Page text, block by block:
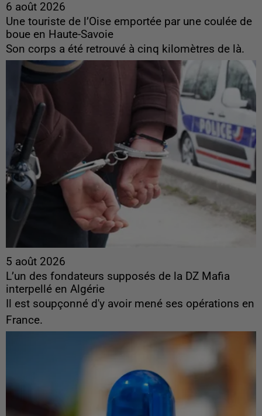
6 août 2026
Une touriste de l’Oise emportée par une coulée de
boue en Haute-Savoie
Son corps a été retrouvé à cinq kilomètres de là.
5 août 2026
L’un des fondateurs supposés de la DZ Mafia
interpellé en Algérie
Il est soupçonné d'y avoir mené ses opérations en
France.